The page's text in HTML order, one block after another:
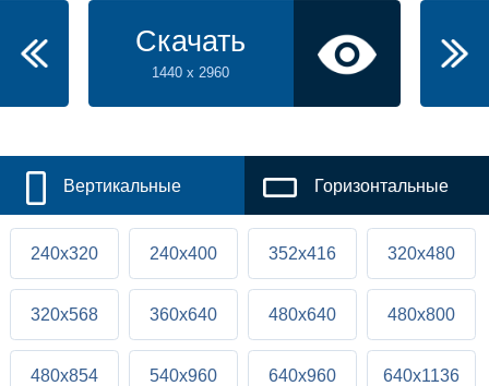
Скачать
1440 x 2960
Вертикальные Горизонтальные
240x320 240x400 352x416 320x480
320x568 360x640 480x640 480x800
480x854 540x960 640x960 640x1136